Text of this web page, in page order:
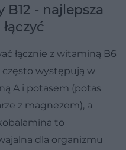
- najlepsza
łącznie z witaminą B6
występują w
A i potasem (potas
z magnezem), a
to
dla organizmu